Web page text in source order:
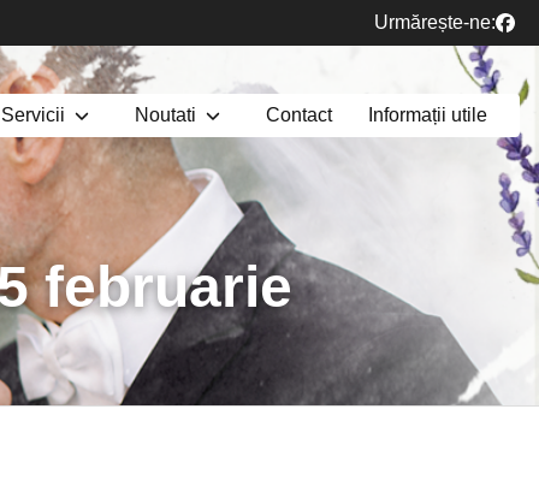
Urmărește-ne:
Servicii Noutati Contact Informații utile
februarie